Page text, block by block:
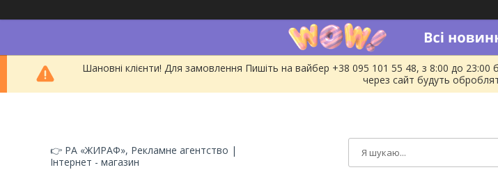
Шановні клієнти! Для замовлення Пишіть на вайбер +38 095 101 55 48, з 8:00 до
через сайт будуть
👉 РА «ЖИРАФ», Рекламне агентство |
Інтернет - магазин